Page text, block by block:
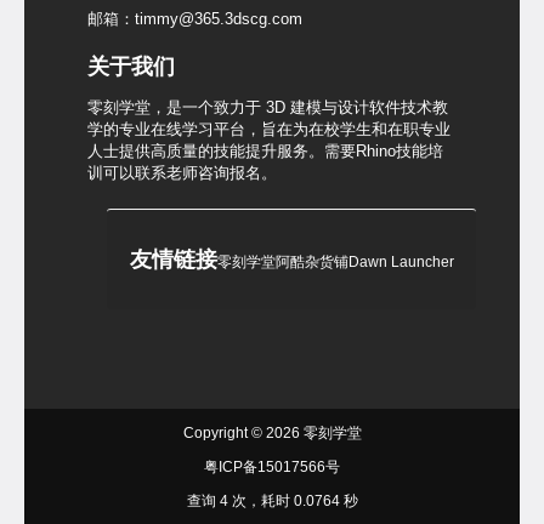
邮箱：timmy@365.3dscg.com
关于我们
零刻学堂，是一个致力于 3D 建模与设计软件技术教
学的专业在线学习平台，旨在为在校学生和在职专业
人士提供高质量的技能提升服务。需要Rhino技能培
训可以联系老师咨询报名。
友情链接零刻学堂阿酷杂货铺Dawn Launcher
Copyright © 2026 零刻学堂
粤ICP备15017566号
查询 4 次，耗时 0.0764 秒